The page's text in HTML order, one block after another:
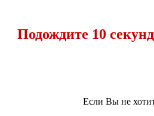
Подождите 10
Если Вы не